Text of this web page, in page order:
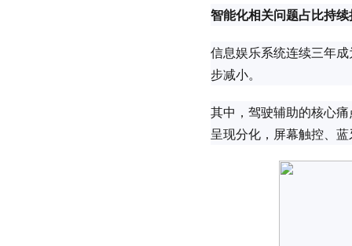
智能化相关问题占比持
信息娱乐系统连续三年
步减小。
其中，驾驶辅助的核心
呈现分化，屏幕触控、